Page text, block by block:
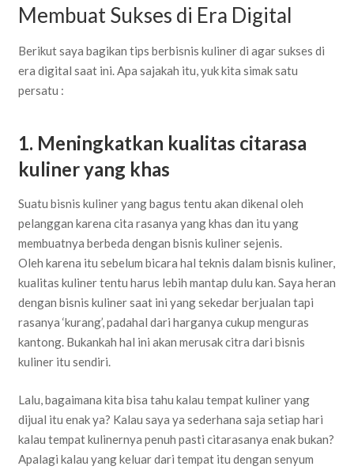
Membuat Sukses di Era Digital
Berikut saya bagikan tips berbisnis kuliner di agar sukses di
era digital saat ini. Apa sajakah itu, yuk kita simak satu
persatu :
1. Meningkatkan kualitas citarasa
kuliner yang khas
Suatu bisnis kuliner yang bagus tentu akan dikenal oleh
pelanggan karena cita rasanya yang khas dan itu yang
membuatnya berbeda dengan bisnis kuliner sejenis.
Oleh karena itu sebelum bicara hal teknis dalam bisnis kuliner,
kualitas kuliner tentu harus lebih mantap dulu kan. Saya heran
dengan bisnis kuliner saat ini yang sekedar berjualan tapi
rasanya ‘kurang’, padahal dari harganya cukup menguras
kantong. Bukankah hal ini akan merusak citra dari bisnis
kuliner itu sendiri.
Lalu, bagaimana kita bisa tahu kalau tempat kuliner yang
dijual itu enak ya? Kalau saya ya sederhana saja setiap hari
kalau tempat kulinernya penuh pasti citarasanya enak bukan?
Apalagi kalau yang keluar dari tempat itu dengan senyum